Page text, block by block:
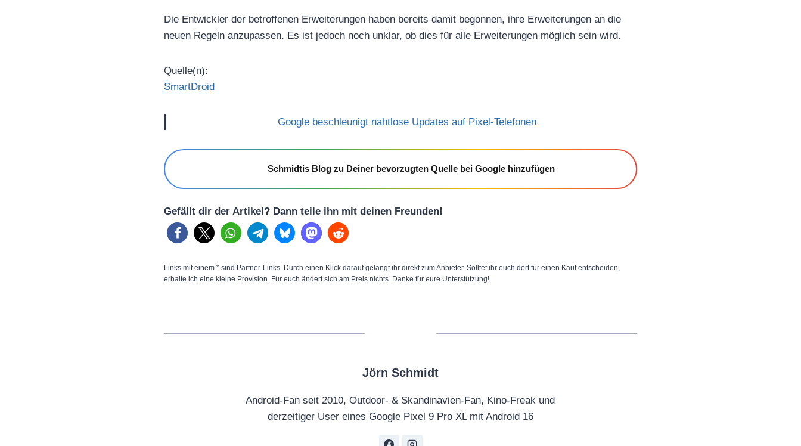
Die Entwickler der betroffenen Erweiterungen haben bereits damit begonnen, ihre Erweiterungen an die
neuen Regeln anzupassen. Es ist jedoch noch unklar, ob dies für alle Erweiterungen möglich sein wird.
Quelle(n):
SmartDroid
Google beschleunigt nahtlose Updates auf Pixel-Telefonen
Schmidtis Blog zu Deiner bevorzugten Quelle bei Google hinzufügen
Gefällt dir der Artikel? Dann teile ihn mit deinen Freunden!
Links mit einem * sind Partner-Links. Durch einen Klick darauf gelangt ihr direkt zum Anbieter. Solltet ihr euch dort für einen Kauf entscheiden,
erhalte ich eine kleine Provision. Für euch ändert sich am Preis nichts. Danke für eure Unterstützung!
Jörn Schmidt
Android-Fan seit 2010, Outdoor- & Skandinavien-Fan, Kino-Freak und
derzeitiger User eines Google Pixel 9 Pro XL mit Android 16